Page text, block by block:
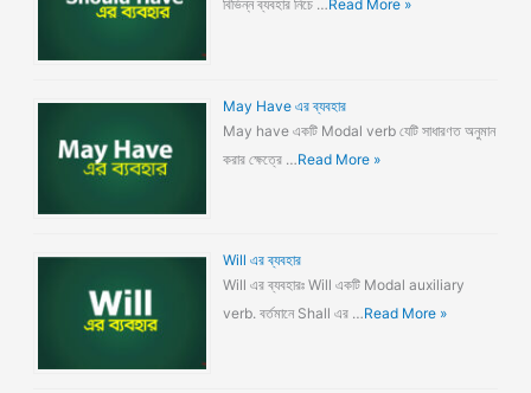
বিভিন্ন ব্যবহার নিচে … Read More »
May Have এর ব্যবহার
May have একটি Modal verb যেটি সাধারণত অনুমান
করার ক্ষেত্রে …Read More »
Will এর ব্যবহার
Will এর ব্যবহারঃ Will একটি Modal auxiliary
verb. বর্তমানে Shall এর …Read More »